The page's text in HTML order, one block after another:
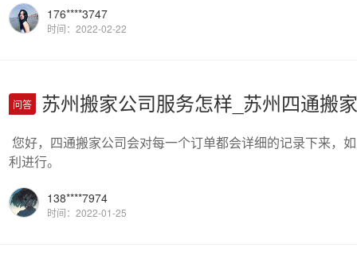
176****3747
时间：2022-02-22
问答 苏州搬家公司服务怎样_苏州四通搬
您好，四通搬家公司会对每一个订单都会详细的记录下来，
利进行。
138****7974
时间：2022-01-25